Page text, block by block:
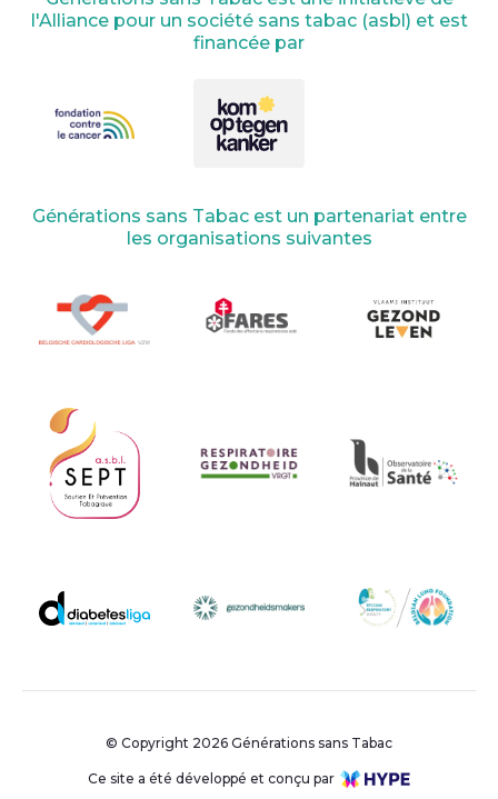
l'Alliance pour un société sans tabac (asbl) et est
financée par
Générations sans Tabac est un partenariat entre
les organisations suivantes
© Copyright 2026 Générations sans Tabac
Ce site a été développé et conçu par